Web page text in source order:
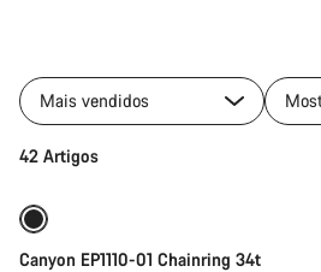
Mais vendidos
42 Artigos
Canyon EP1110-01 Chainring 34t